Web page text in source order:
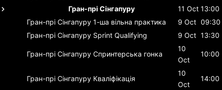
Гран-прі Сінгапуру
11 Oct 13:00
Гран-прі Сінгапуру 1-ша вільна практика 9 Oct 09:30
Гран-прі Сінгапуру Sprint Qualifying 9 Oct 13:30
Гран-прі Сінгапуру Спринтерська гонка
10
Oct
10:00
Гран-прі Сінгапуру Кваліфікація
10
Oct
14:00